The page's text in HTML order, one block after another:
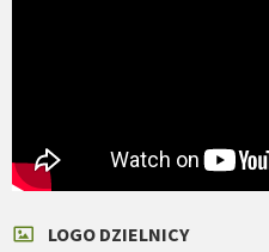
LOGO DZIELNICY